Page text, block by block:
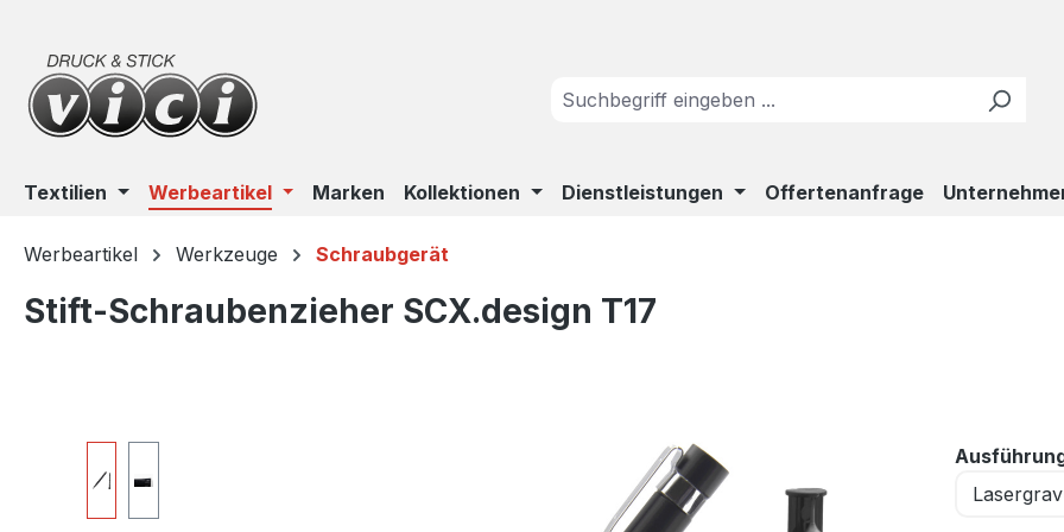
Textilien Werbeartikel Marken Kollektionen Dienstleistungen Offertenanfrage
Werbeartikel Werkzeuge Schraubgerät
Stift-Schraubenzieher SCX.design T17